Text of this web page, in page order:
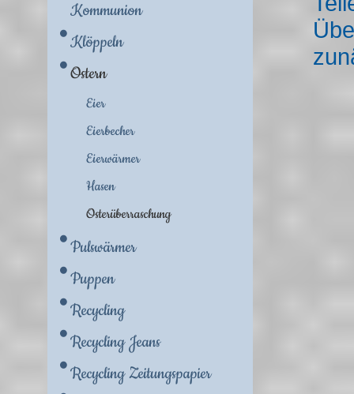
Kommunion
Klöppeln
Ostern
Eier
Eierbecher
Eierwärmer
Hasen
Osterüberraschung
Pulswärmer
Puppen
Recycling
Recycling Jeans
Recycling Zeitungspapier